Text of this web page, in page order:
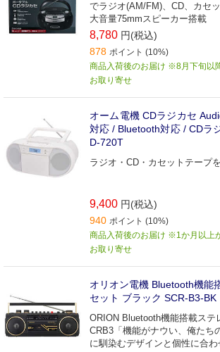
でラジオ(AM/FM)、CD、カセ
大音量75mmスピーカー搭載
8,780 円(税込)
878 ポイント (10%)
商品入荷後のお届け ※8月下旬以
お取り寄せ
オーム電機 CDラジカセ
対応 / Bluetooth対応 / CDラ
D-720T
ラジオ・CD・カセットテープ
9,400 円(税込)
940 ポイント (10%)
商品入荷後のお届け ※1か月以上
お取り寄せ
オリオン電機 Bluetooth機能
セット ブラック SCR-B3-BK
ORION Bluetooth機能搭載ステ
CRB3「機能がナウい、俺たち
に馴染むデザインと個性に合